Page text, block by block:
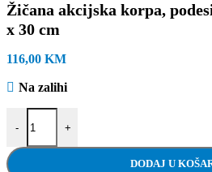
Žičana akcijska korpa,
x 30 cm
116,00 KM
Na zalihi
-
Žičana akcijska korpa, podesiva po
+
DODAJ U